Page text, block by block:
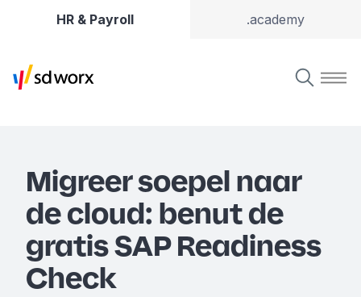
HR & Payroll .academy
Migreer soepel naar
de cloud: benut de
gratis SAP Readiness
Check